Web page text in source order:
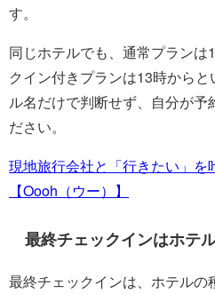
す。
同じホテルでも、通常プランは
クイン付きプランは13時から
ル名だけで判断せず、自分が予
ださい。
現地旅行会社と「行きたい」を
【Oooh（ウー）】
最終チェックインはホテ
最終チェックインは、ホテルの